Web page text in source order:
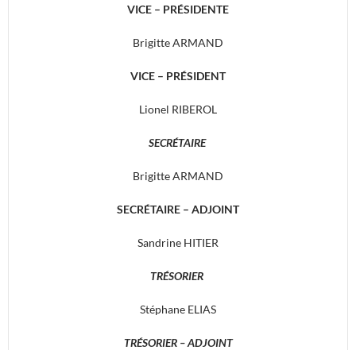
VICE – PRÉSIDENTE
Brigitte ARMAND
VICE – PRÉSIDENT
Lionel RIBEROL
SECRÉTAIRE
Brigitte ARMAND
SECRÉTAIRE – ADJOINT
Sandrine HITIER
TRÉSORIER
Stéphane ELIAS
TRÉSORIER – ADJOINT